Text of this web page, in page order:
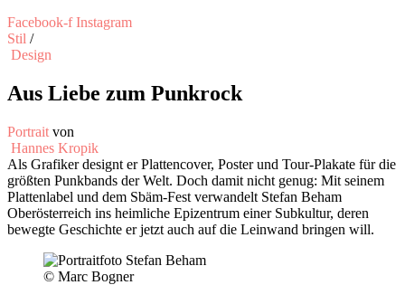
Facebook-f Instagram
Stil /
Design
Aus Liebe zum Punkrock
Portrait von
Hannes Kropik
Als Grafiker designt er Plattencover, Poster und Tour-Plakate für die
größten Punkbands der Welt. Doch damit nicht genug: Mit seinem
Plattenlabel und dem Sbäm-Fest verwandelt Stefan Beham
Oberösterreich ins heimliche Epizentrum einer Subkultur, deren
bewegte Geschichte er jetzt auch auf die Leinwand bringen will.
© Marc Bogner